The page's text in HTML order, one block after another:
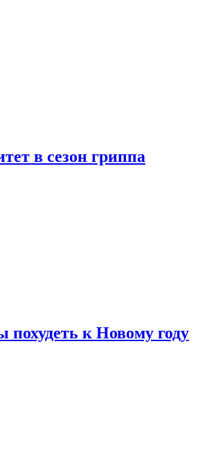
в сезон гриппа
к Новому году